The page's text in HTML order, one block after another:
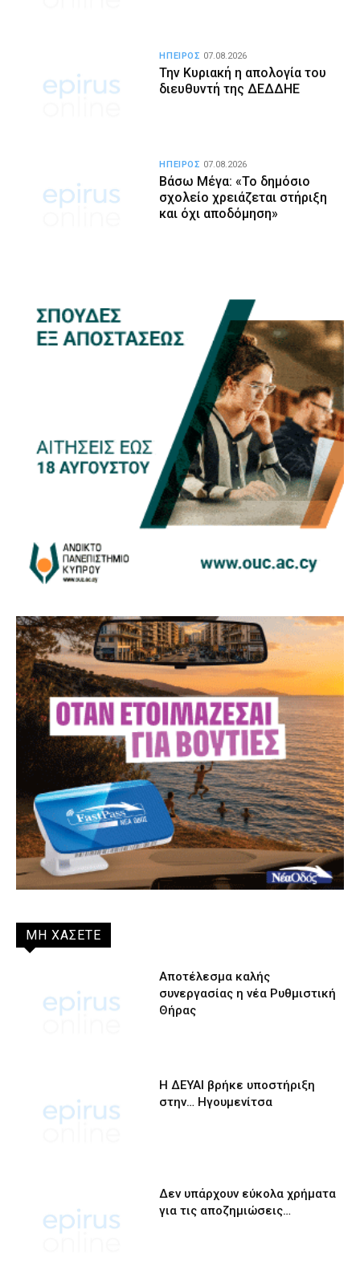
Την Κυριακή η απολογία του
διευθυντή της ΔΕΔΔΗΕ
ΗΠΕΙΡΟΣ 07.08.2026
Βάσω Μέγα: «Το δημόσιο
σχολείο χρειάζεται στήριξη
και όχι αποδόμηση»
ΗΠΕΙΡΟΣ 07.08.2026
ΜΗ ΧΑΣΕΤΕ
Αποτέλεσμα καλής
συνεργασίας η νέα Ρυθμιστική
Θήρας
Η ΔΕΥΑΙ βρήκε υποστήριξη
στην… Ηγουμενίτσα
Δεν υπάρχουν εύκολα χρήματα
για τις αποζημιώσεις…